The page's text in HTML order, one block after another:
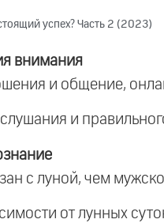
успех? Часть 2 (2023)
внимания
и общение,
и
с луной, чем
от лунных